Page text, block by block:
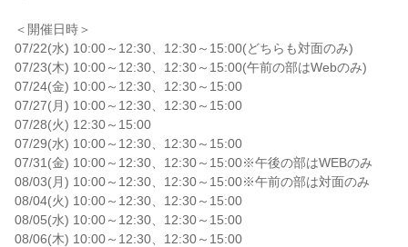
＜開催日時＞
07/22(水) 10:00～12:30、12:30～15:00(どちらも対面のみ)
07/23(木) 10:00～12:30、12:30～15:00(午前の部はWebのみ)
07/24(金) 10:00～12:30、12:30～15:00
07/27(月) 10:00～12:30、12:30～15:00
07/28(火) 12:30～15:00
07/29(水) 10:00～12:30、12:30～15:00
07/31(金) 10:00～12:30、12:30～15:00※午後の部はWEBのみ
08/03(月) 10:00～12:30、12:30～15:00※午前の部は対面のみ
08/04(火) 10:00～12:30、12:30～15:00
08/05(水) 10:00～12:30、12:30～15:00
08/06(木) 10:00～12:30、12:30～15:00